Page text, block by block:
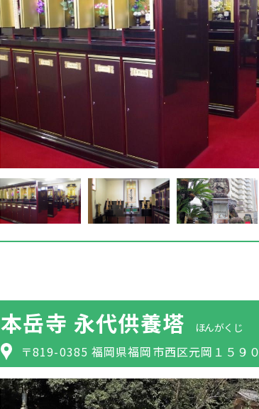
本岳寺 永代供養塔 ほんがくじ
〒819-0385 福岡県福岡市西区元岡１５９